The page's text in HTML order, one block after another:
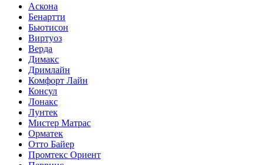
Аскона
Бенартти
Бьютисон
Виртуоз
Верда
Димакс
Дримлайн
Комфорт Лайн
Консул
Лонакс
Лунтек
Мистер Матрас
Орматек
Отто Байер
Промтекс Ориент